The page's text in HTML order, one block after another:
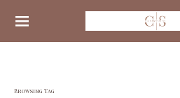
Search for:
Browsing Tag